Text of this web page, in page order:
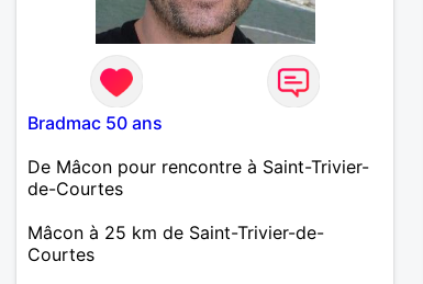
Bradmac 50 ans
De Mâcon pour rencontre à Saint-Trivier-
de-Courtes
Mâcon à 25 km de Saint-Trivier-de-
Courtes